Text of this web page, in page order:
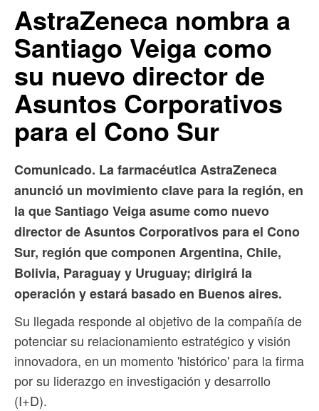
AstraZeneca nombra a
Santiago Veiga como
su nuevo director de
Asuntos Corporativos
para el Cono Sur
Comunicado. La farmacéutica AstraZeneca
anunció un movimiento clave para la región, en
la que Santiago Veiga asume como nuevo
director de Asuntos Corporativos para el Cono
Sur, región que componen Argentina, Chile,
Bolivia, Paraguay y Uruguay; dirigirá la
operación y estará basado en Buenos aires.
Su llegada responde al objetivo de la compañía de
potenciar su relacionamiento estratégico y visión
innovadora, en un momento 'histórico' para la firma
por su liderazgo en investigación y desarrollo
(I+D).